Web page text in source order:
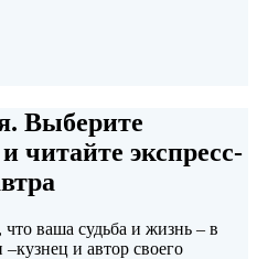
Выберите
читайте экспресс-
ваша судьба и жизнь – в
и автор своего